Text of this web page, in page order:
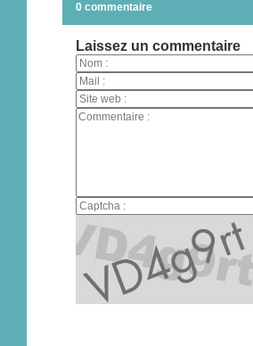
0 commentaire
Laissez un commentaire